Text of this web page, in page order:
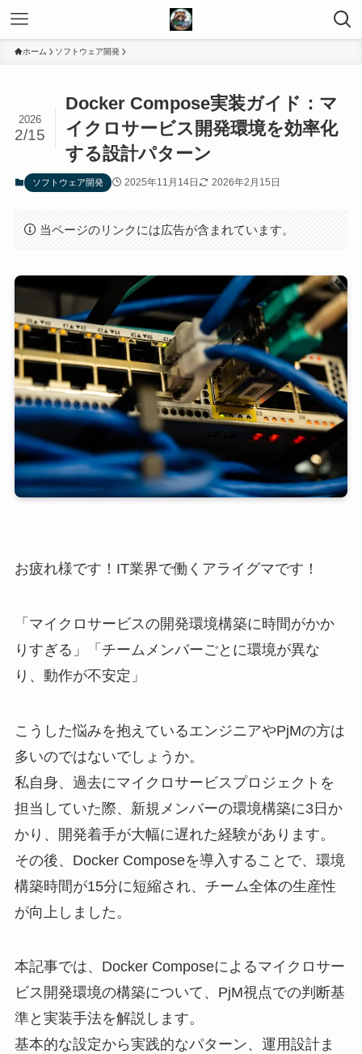
ホーム ソフトウェア開発
Docker Compose実装ガイド：マ
イクロサービス開発環境を効率化
する設計パターン
2026
2/15
ソフトウェア開発 2025年11月14日 2026年2月15日
当ページのリンクには広告が含まれています。
お疲れ様です！IT業界で働くアライグマです！
「マイクロサービスの開発環境構築に時間がかか
りすぎる」「チームメンバーごとに環境が異な
り、動作が不安定」
こうした悩みを抱えているエンジニアやPjMの方は
多いのではないでしょうか。
私自身、過去にマイクロサービスプロジェクトを
担当していた際、新規メンバーの環境構築に3日か
かり、開発着手が大幅に遅れた経験があります。
その後、Docker Composeを導入することで、環境
構築時間が15分に短縮され、チーム全体の生産性
が向上しました。
本記事では、Docker Composeによるマイクロサー
ビス開発環境の構築について、PjM視点での判断基
準と実装手法を解説します。
基本的な設定から実践的なパターン、運用設計ま